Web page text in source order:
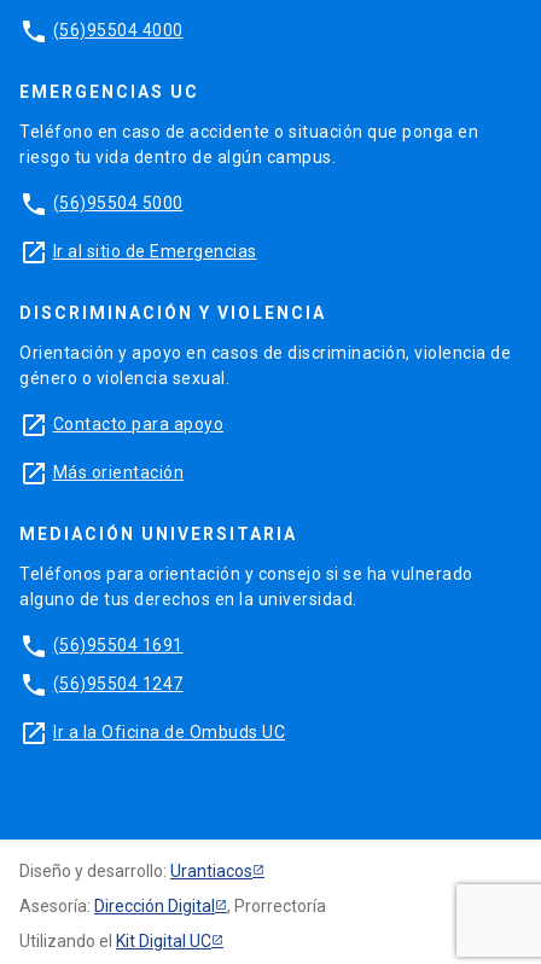
phone (56)95504 4000
EMERGENCIAS UC
Teléfono en caso de accidente o situación que ponga en
riesgo tu vida dentro de algún campus.
phone (56)95504 5000
launch Ir al sitio de Emergencias
DISCRIMINACIÓN Y VIOLENCIA
Orientación y apoyo en casos de discriminación, violencia de
género o violencia sexual.
launch Contacto para apoyo
launch Más orientación
MEDIACIÓN UNIVERSITARIA
Teléfonos para orientación y consejo si se ha vulnerado
alguno de tus derechos en la universidad.
phone (56)95504 1691
phone (56)95504 1247
launch Ir a la Oficina de Ombuds UC
Diseño y desarrollo: Urantiacos
Asesoría: Dirección Digital
, Prorrectoría
Utilizando el Kit Digital UC